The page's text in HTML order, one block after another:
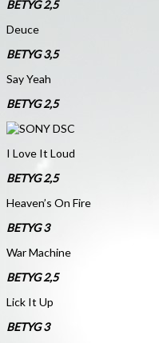
BETYG 2,5
Deuce
BETYG 3,5
Say Yeah
BETYG 2,5
I Love It Loud
BETYG 2,5
Heaven’s On Fire
BETYG 3
War Machine
BETYG 2,5
Lick It Up
BETYG 3